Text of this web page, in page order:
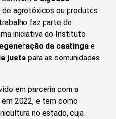
de agrotóxicos ou produtos
faz parte do
iniciativa do Instituto
da caatinga e
justa para as comunidades
em parceria com a
em 2022, e tem como
no estado, cuja